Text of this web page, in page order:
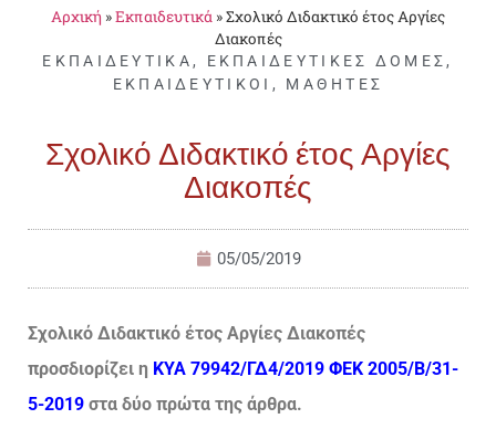
Αρχική »Εκπαιδευτικά »Σχολικό Διδακτικό έτος Αργίες
Διακοπές
ΕΚΠΑΙΔΕΥΤΙΚΆ , ΕΚΠΑΙΔΕΥΤΙΚΈΣ ΔΟΜΈΣ ,
ΕΚΠΑΙΔΕΥΤΙΚΟΊ , ΜΑΘΗΤΈΣ
Σχολικό Διδακτικό έτος Αργίες
Διακοπές
05/05/2019
Σχολικό Διδακτικό έτος Αργίες Διακοπές
προσδιορίζει η ΚΥΑ 79942/ΓΔ4/2019 ΦΕΚ 2005/Β/31-
5-2019 στα δύο πρώτα της άρθρα.